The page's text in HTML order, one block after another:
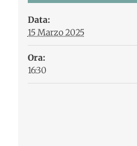
Data:
15 Marzo 2025
Ora:
16:30